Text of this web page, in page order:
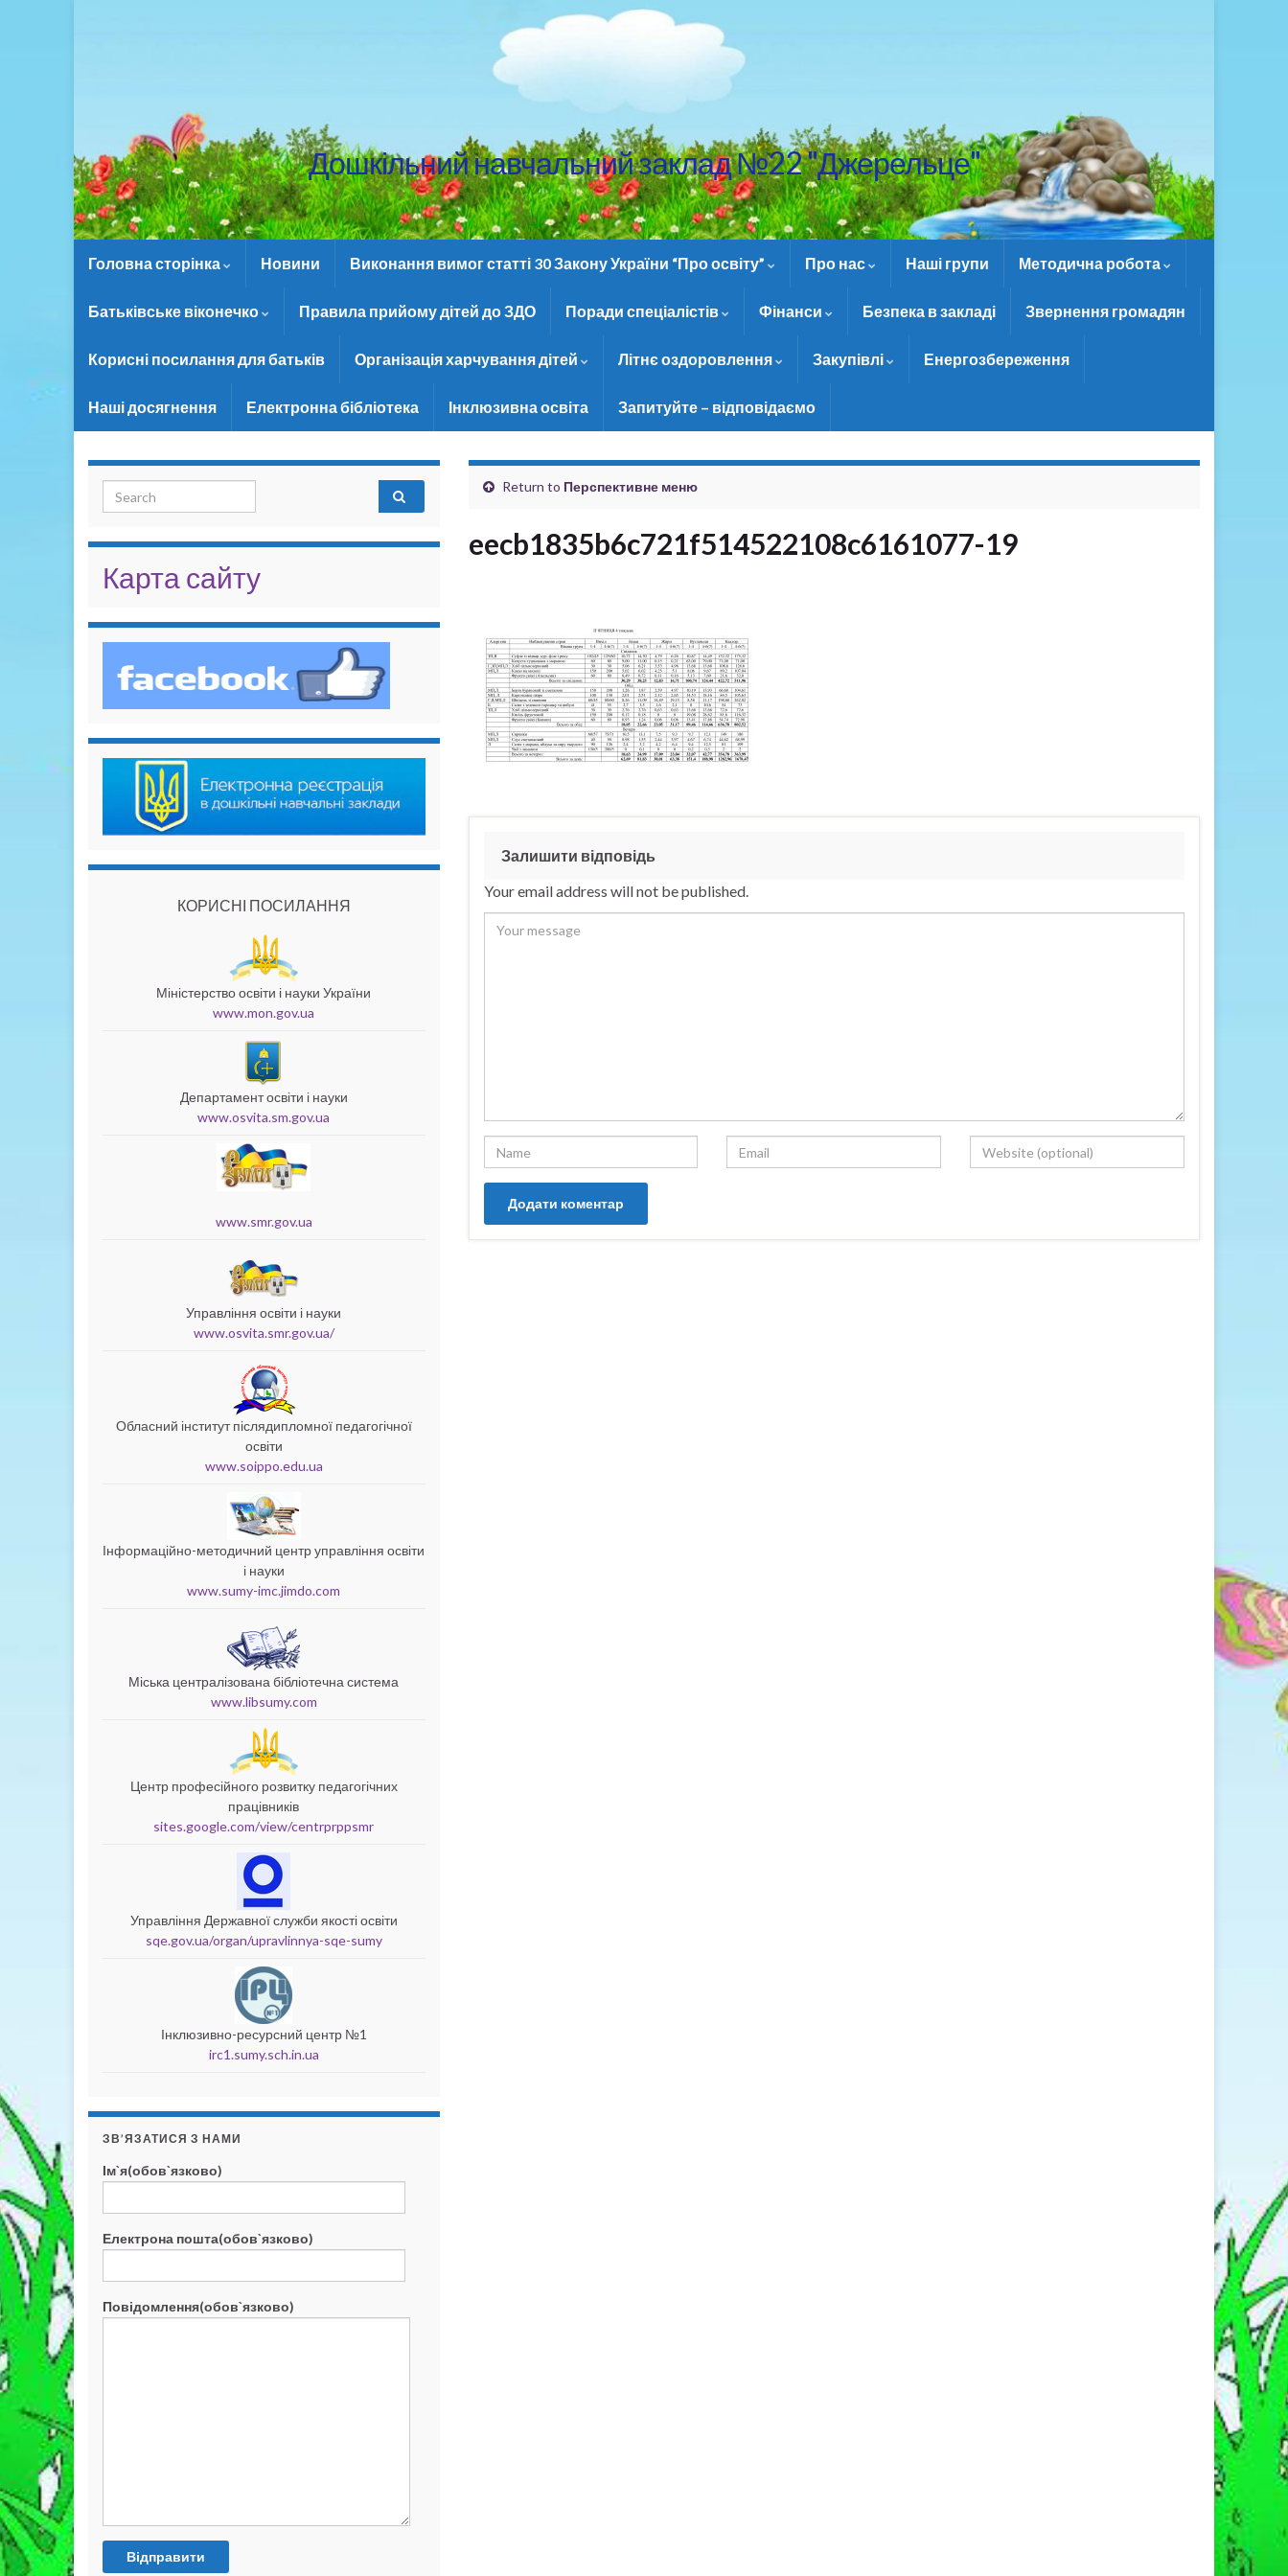
Дошкільний навчальний заклад №22 "Джерельце"
Головна сторінка Новини Виконання вимог статті 30 Закону України “Про освіту” Про нас Наші групи Методична робота
Батьківське віконечко Правила прийому дітей до ЗДО Поради спеціалістів Фінанси Безпека в закладі Звернення громадян
Корисні посилання для батьків Організація харчування дітей Літнє оздоровлення Закупівлі Енергозбереження
Наші досягнення Електронна бібліотека Інклюзивна освіта Запитуйте – відповідаємо
Return to Перспективне меню
eecb1835b6c721f514522108c6161077-19
Залишити відповідь
Your email address will not be published.
Search for:
Карта сайту
КОРИСНІ ПОСИЛАННЯ
Міністерство освіти і науки України
www.mon.gov.ua
Департамент освіти і науки
www.osvita.sm.gov.ua
www.smr.gov.ua
Управління освіти і науки
www.osvita.smr.gov.ua/
Обласний інститут післядипломної педагогічної
освіти
www.soippo.edu.ua
Інформаційно-методичний центр управління освіти
і науки
www.sumy-imc.jimdo.com
Міська централізована бібліотечна система
www.libsumy.com
Центр професійного розвитку педагогічних
працівників
sites.google.com/view/centrprppsmr
Управління Державної служби якості освіти
sqe.gov.ua/organ/upravlinnya-sqe-sumy
Інклюзивно-ресурсний центр №1
irc1.sumy.sch.in.ua
ЗВ’ЯЗАТИСЯ З НАМИ
Ім`я(обов`язково)
Електрона пошта(обов`язково)
Повідомлення(обов`язково)